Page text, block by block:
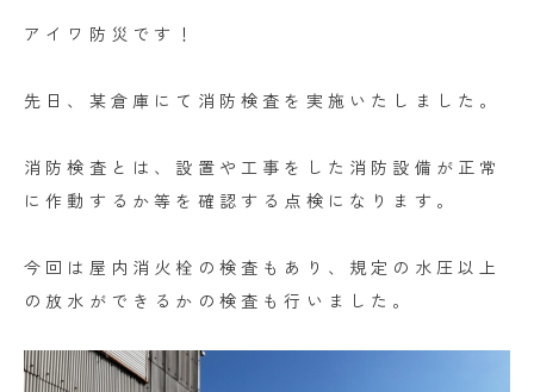
アイワ防災です！
先日、某倉庫にて消防検査を実施いたしました。
消防検査とは、設置や工事をした消防設備が正常
に作動するか等を確認する点検になります。
今回は屋内消火栓の検査もあり、規定の水圧以上
の放水ができるかの検査も行いました。